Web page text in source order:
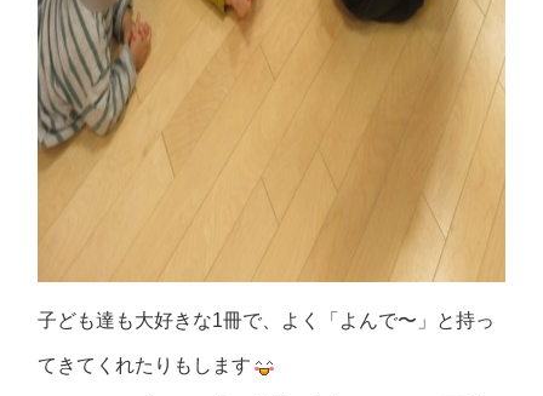
子ども達も大好きな1冊で、よく「よんで〜」と持っ
てきてくれたりもします